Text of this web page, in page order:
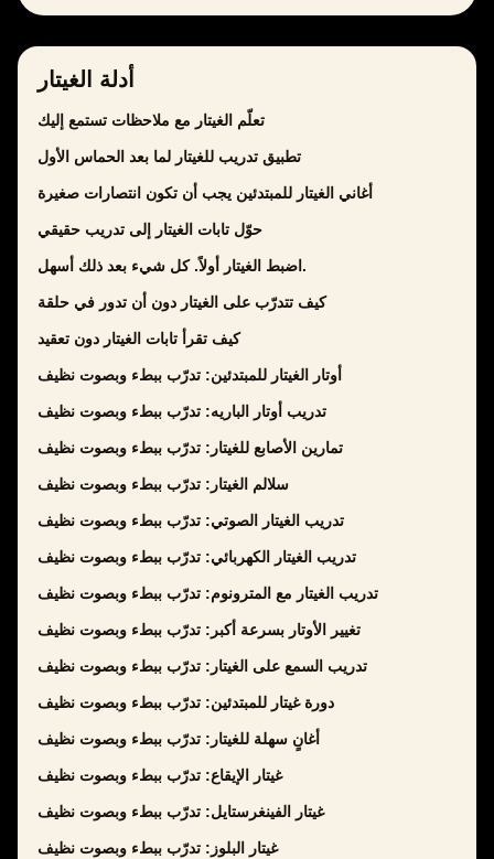
أدلة الغيتار
تعلّم الغيتار مع ملاحظات تستمع إليك
تطبيق تدريب للغيتار لما بعد الحماس الأول
أغاني الغيتار للمبتدئين يجب أن تكون انتصارات صغيرة
حوّل تابات الغيتار إلى تدريب حقيقي
اضبط الغيتار أولاً. كل شيء بعد ذلك أسهل.
كيف تتدرّب على الغيتار دون أن تدور في حلقة
كيف تقرأ تابات الغيتار دون تعقيد
أوتار الغيتار للمبتدئين: تدرّب ببطء وبصوت نظيف
تدريب أوتار الباريه: تدرّب ببطء وبصوت نظيف
تمارين الأصابع للغيتار: تدرّب ببطء وبصوت نظيف
سلالم الغيتار: تدرّب ببطء وبصوت نظيف
تدريب الغيتار الصوتي: تدرّب ببطء وبصوت نظيف
تدريب الغيتار الكهربائي: تدرّب ببطء وبصوت نظيف
تدريب الغيتار مع المترونوم: تدرّب ببطء وبصوت نظيف
تغيير الأوتار بسرعة أكبر: تدرّب ببطء وبصوت نظيف
تدريب السمع على الغيتار: تدرّب ببطء وبصوت نظيف
دورة غيتار للمبتدئين: تدرّب ببطء وبصوت نظيف
أغانٍ سهلة للغيتار: تدرّب ببطء وبصوت نظيف
غيتار الإيقاع: تدرّب ببطء وبصوت نظيف
غيتار الفينغرستايل: تدرّب ببطء وبصوت نظيف
غيتار البلوز: تدرّب ببطء وبصوت نظيف